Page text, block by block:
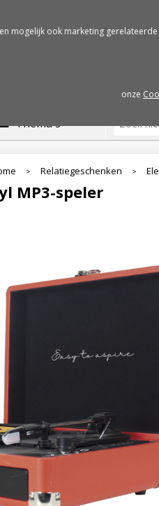
Thema's
> Relatiegeschenken >
MP3-speler
mogelijk ook marketing
onze